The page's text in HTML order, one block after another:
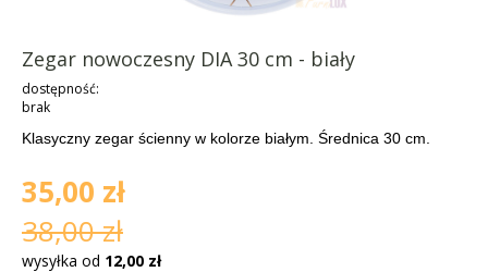
Zegar nowoczesny DIA 30 cm - biały
dostępność:
brak
Klasyczny zegar ścienny w kolorze białym. Średnica 30 cm.
35,00 zł
38,00 zł
wysyłka od 12,00 zł